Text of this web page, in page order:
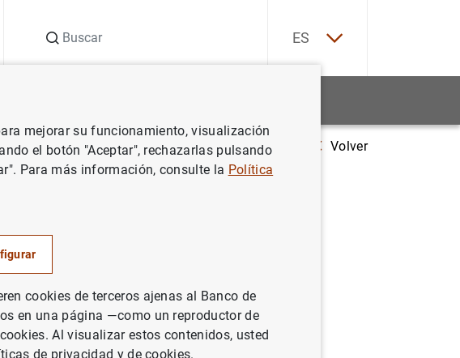
ES
Central Europeo Estadísticas de emisiones de valores de la zona del euro: febrero de
Volver
mejorar su funcionamiento, visualización
el botón "Aceptar", rechazarlas pulsando
Para más información, consulte la Política
cookies de terceros ajenas al Banco de
en una página —como un reproductor de
Al visualizar estos contenidos, usted
de privacidad y de cookies.